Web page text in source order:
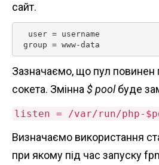
сайт.
group = www-data
Зазначаємо, що пул повинен
сокета. Змінна $ poolбуде
listen = /var/run/php-
Визначаємо використання
при якому під час запуску